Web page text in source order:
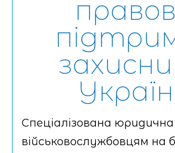
Спеціалізована
військовослужбовцям на